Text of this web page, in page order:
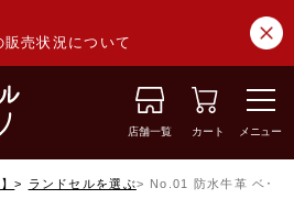
販売状況について
店舗一覧 カート メニュー
ランドセルを選ぶ No.01 防水牛革 ベー